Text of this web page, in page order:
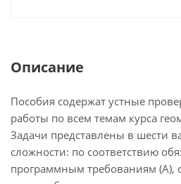
Описание
Пособия содержат устные
работы по всем темам курса
Задачи представлены в шести
сложности: по соответствию
программным требованиям (А),